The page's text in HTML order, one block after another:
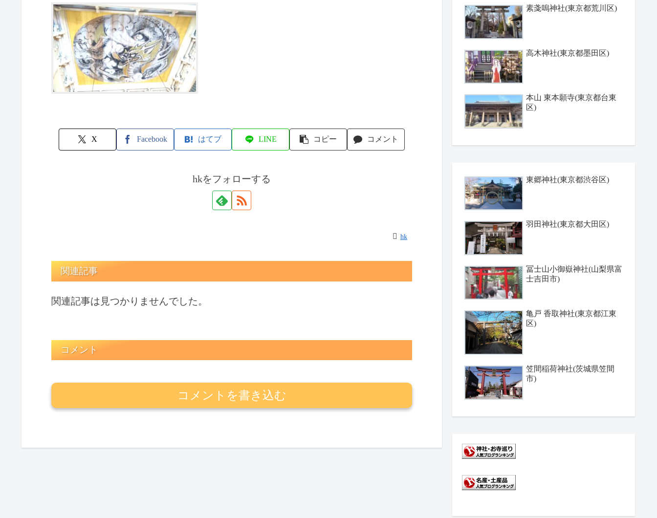
X Facebook はてブ LINE コピー コメント
hkをフォローする
hk
関連記事
関連記事は見つかりませんでした。
コメント
コメントを書き込む
素戔嗚神社(東京都荒川区)
高木神社(東京都墨田区)
本山 東本願寺(東京都台東
区)
東郷神社(東京都渋谷区)
羽田神社(東京都大田区)
冨士山小御嶽神社(山梨県富
士吉田市)
亀戸 香取神社(東京都江東
区)
笠間稲荷神社(茨城県笠間
市)